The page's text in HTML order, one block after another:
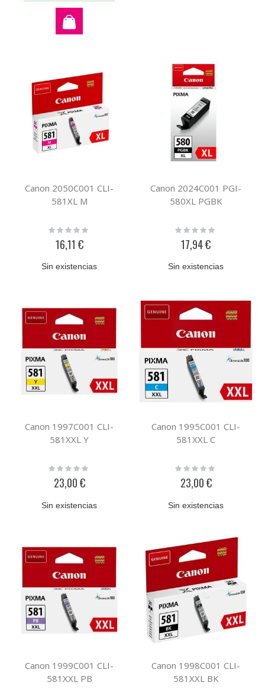
Canon 2050C001 CLI-
581XL M
Rating:
16,11 €
Sin existencias
Canon 2024C001 PGI-
580XL PGBK
Rating:
17,94 €
Sin existencias
Canon 1997C001 CLI-
581XXL Y
Rating:
23,00 €
Sin existencias
Canon 1995C001 CLI-
581XXL C
Rating:
23,00 €
Sin existencias
Canon 1999C001 CLI-
581XXL PB
Canon 1998C001 CLI-
581XXL BK